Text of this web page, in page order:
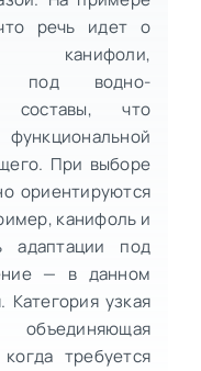
речь идет о
канифоли,
под водно-
составы, что
При выборе
ориентируются
канифоль и
адаптации под
— в данном
узкая
требуется